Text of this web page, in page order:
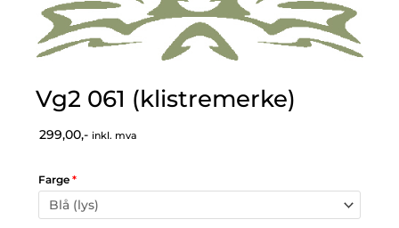
Vg2 061 (klistremerke)
299,00,- inkl. mva
Farge *